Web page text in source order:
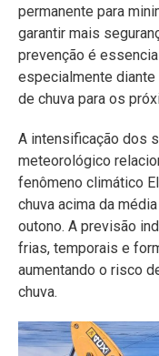
permanente para
garantir mais
prevenção é
especialmente
de chuva para os
A intensificação dos
meteorológico
fenômeno climático
chuva acima da
outono. A previsão
frias, temporais e
aumentando o risco
chuva.